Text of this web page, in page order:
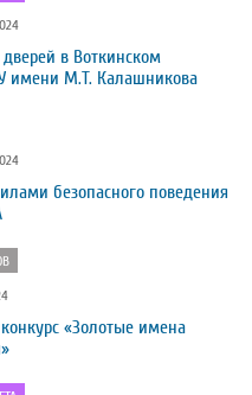
в Воткинском
имени М.Т. Калашникова
безопасного поведения
«Золотые имена